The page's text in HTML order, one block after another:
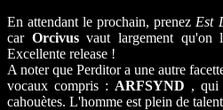
En attendant le prochain, prenez Est
car Orcivusvaut largement qu'on
Excellente release !
A noter que Perditor a une autre
vocaux compris : ARFSYND , qui
cahouètes. L'homme est plein de